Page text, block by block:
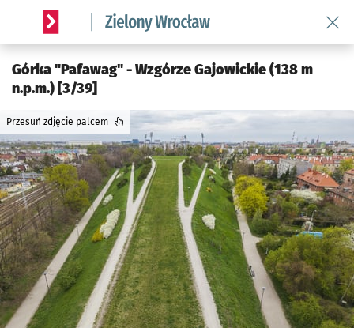
Serwis informacyjny wroclaw.pl podserwis: Środowisko we
Górka "Pafawag" - Wzgórze Gajowickie (138 m
n.p.m.) [3/39]
Przesuń zdjęcie palcem